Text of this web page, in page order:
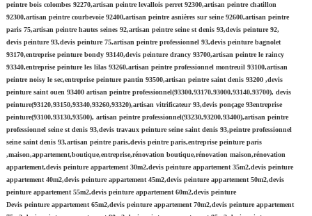
peintre bois colombes 92270,artisan peintre levallois perret 92300,artisan peintre chatillon
92300,artisan peintre courbevoie 92400,artisan peintre asnières sur seine 92600,artisan peintre
paris 75,artisan peintre hautes seines 92,artisan peintre seine st denis 93,devis peinture 92,
devis peinture 93,devis peinture 75,artisan peintre professionnel 93,devis peinture bagnolet
93170,entreprise peinture bondy 93140,devis peinture drancy 93700,artisan peintre le raincy
93340,entreprise peinture les lilas 93260,artisan peintre professionnel montreuil 93100,artisan
peintre noisy le sec,entreprise peinture pantin 93500,artisan peintre saint denis 93200 ,devis
peinture saint ouen 93400 artisan peintre professionnel(93300,93170,93000,93140,93700), devis
peinture(93120,93150,93340,93260,93320),artisan vitrificateur 93,devis ponçage 93entreprise
peinture(93100,93130,93500), artisan peintre professionnel(93230,93200,93400),artisan peintre
professionnel seine st denis 93,devis travaux peinture seine saint denis 93,peintre professionnel
seine saint denis 93,artisan peintre paris,devis peintre paris,entreprise peinture paris
,maison,appartement,boutique,entreprise,rénovation boutique,rénovation maison,rénovation
appartement,devis peinture appartement 30m2,devis peinture appartement 35m2,devis peinture
appartement 40m2,devis peinture appartement 45m2,devis peinture appartement 50m2,devis
peinture appartement 55m2,devis peinture appartement 60m2,devis peinture
Devis peinture appartement 65m2,devis peinture appartement 70m2,devis peinture appartement